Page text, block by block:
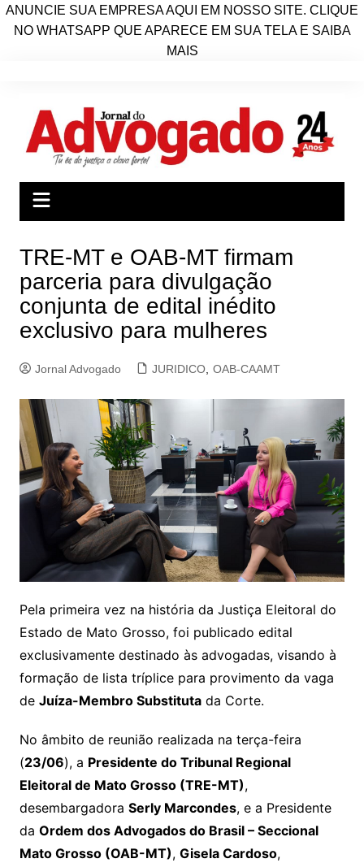
ANUNCIE SUA EMPRESA AQUI EM NOSSO SITE. CLIQUE
NO WHATSAPP QUE APARECE EM SUA TELA E SAIBA
MAIS
conteúdo
TRE-MT e OAB-MT firmam
parceria para divulgação
conjunta de edital inédito
exclusivo para mulheres
Jornal Advogado JURIDICO, OAB-CAAMT
Pela primeira vez na história da Justiça Eleitoral do
Estado de Mato Grosso, foi publicado edital
exclusivamente destinado às advogadas, visando à
formação de lista tríplice para provimento da vaga
de Juíza-Membro Substitutada Corte.
No âmbito de reunião realizada na terça-feira
(23/06), a Presidente do Tribunal Regional
Eleitoral de Mato Grosso (TRE-MT),
desembargadora Serly Marcondes, e a Presidente
da Ordem dos Advogados do Brasil – Seccional
Mato Grosso (OAB-MT), Gisela Cardoso,